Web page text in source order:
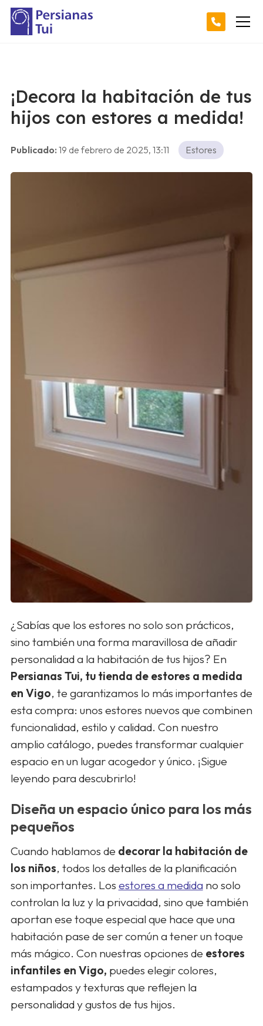
¡Decora la habitación de tus
hijos con estores a medida!
Publicado: 19 de febrero de 2025, 13:11 Estores
¿Sabías que los estores no solo son prácticos,
sino también una forma maravillosa de añadir
personalidad a la habitación de tus hijos? En
Persianas Tui, tu tienda de estores a medida
en Vigo, te garantizamos lo más importantes de
esta compra: unos estores nuevos que combinen
funcionalidad, estilo y calidad. Con nuestro
amplio catálogo, puedes transformar cualquier
espacio en un lugar acogedor y único. ¡Sigue
leyendo para descubrirlo!
Diseña un espacio único para los más
pequeños
Cuando hablamos de decorar la habitación de
los niños, todos los detalles de la planificación
son importantes. Los estores a medida no solo
controlan la luz y la privacidad, sino que también
aportan ese toque especial que hace que una
habitación pase de ser común a tener un toque
más mágico. Con nuestras opciones de estores
infantiles en Vigo, puedes elegir colores,
estampados y texturas que reflejen la
personalidad y gustos de tus hijos.